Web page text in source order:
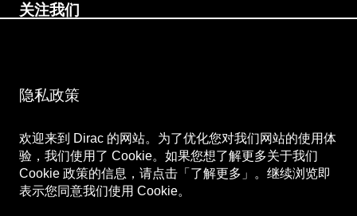
隐私政策
欢迎来到 Dirac 的网站。为了优化您对我们网站的使用体
验，我们使用了 Cookie。如果您想了解更多关于我们
Cookie 政策的信息，请点击「了解更多」。继续浏览即
表示您同意我们使用 Cookie。
关注我们